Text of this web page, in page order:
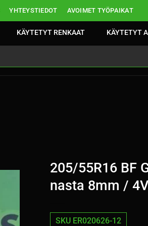
YHTEYSTIEDOT AVOIMET TYÖPAIKAT
KÄYTETYT RENKAAT KÄYTETYT
205/55R16 BF
nasta 8mm /
SKU ER020626-12